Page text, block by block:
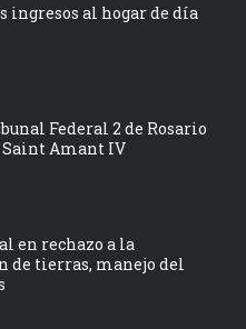
ingresos al hogar de día
Federal 2 de Rosario
Amant IV
en rechazo a la
de tierras, manejo del